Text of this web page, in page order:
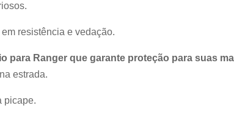
resistência e vedação.
para Ranger que garante proteção para suas
estrada.
picape.